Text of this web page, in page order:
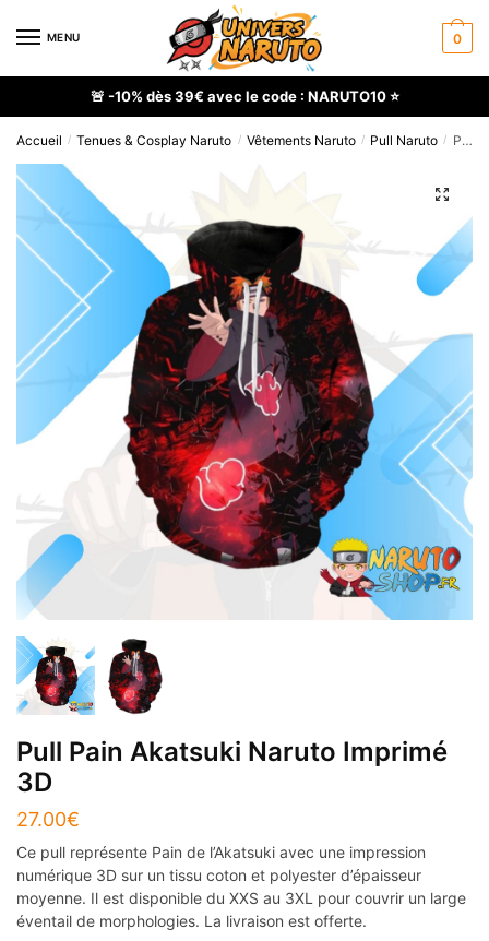
MENU 0
🚨 -10% dès 39€ avec le code : NARUTO10 ⭐
Accueil / Tenues & Cosplay Naruto / Vêtements Naruto / Pull Naruto / Pull Pain Akatsuki Naruto Imprimé 3D
🔍
Pull Pain Akatsuki Naruto Imprimé
3D
27.00€
Ce pull représente Pain de l’Akatsuki avec une impression
numérique 3D sur un tissu coton et polyester d’épaisseur
moyenne. Il est disponible du XXS au 3XL pour couvrir un large
éventail de morphologies. La livraison est offerte.